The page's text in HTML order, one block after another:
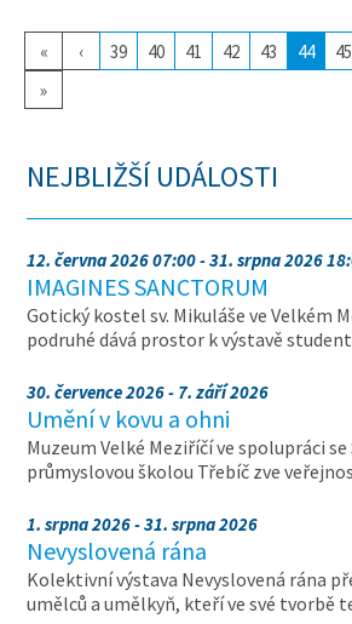
« ‹ 39 40 41 42 43 44 45
»
NEJBLIŽŠÍ UDÁLOSTI
12. června 2026 07:00 - 31. srpna 2026
IMAGINES SANCTORUM
Gotický kostel sv. Mikuláše ve Velkém
podruhé dává prostor k výstavě
30. července 2026 - 7. září 2026
Umění v kovu a ohni
Muzeum Velké Meziříčí ve spolupráci
průmyslovou školou Třebíč zve
1. srpna 2026 - 31. srpna 2026
Nevyslovená rána
Kolektivní výstava Nevyslovená rána
umělců a umělkyň, kteří ve své